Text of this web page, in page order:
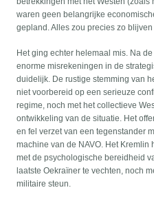
waren geen belangrijke
gepland. Alles zou precies zo blijven
Het ging echter helemaal mis. Na
enorme misrekeningen in de
duidelijk. De rustige stemming van
niet voorbereid op een serieuze
regime, noch met het collectieve
ontwikkeling van de situatie. Het
en fel verzet van een tegenstander
machine van de NAVO. Het
met de psychologische bereidheid
laatste Oekraïner te vechten, noch
militaire steun.